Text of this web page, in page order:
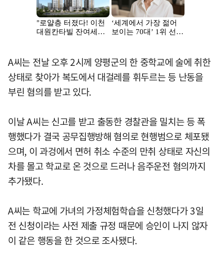
A씨는 전날 오후 2시께 양평군의 한 중학교에 술에 취한
상태로 찾아가 복도에서 대걸레를 휘두르는 등 난동을
부린 혐의를 받고 있다.
이날 A씨는 신고를 받고 출동한 경찰관을 밀치는 등 폭
행했다가 결국 공무집행방해 혐의로 현행범으로 체포됐
으며, 이 과겅에서 면허 취소 수준의 만취 상태로 자신의
차를 몰고 학교로 온 것으로 드러나 음주운전 혐의까지
추가됐다.
A씨는 학교에 가녀의 가정체험학습을 신청했다가 3일
전 신청이라는 사전 제출 규정 때문에 승인이 나지 않자
이 같은 행동을 한 것으로 조사됐다.